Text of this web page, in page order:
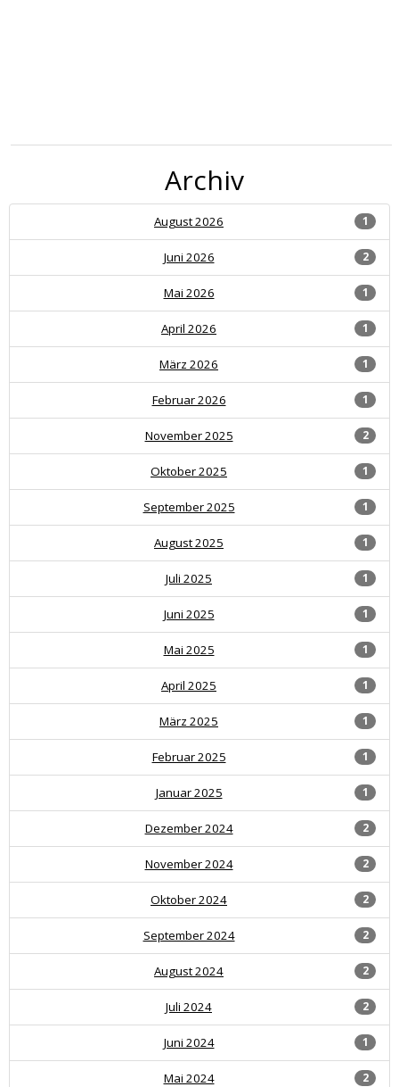
Archiv
1
August 2026
2
Juni 2026
1
Mai 2026
1
April 2026
1
März 2026
1
Februar 2026
2
November 2025
1
Oktober 2025
1
September 2025
1
August 2025
1
Juli 2025
1
Juni 2025
1
Mai 2025
1
April 2025
1
März 2025
1
Februar 2025
1
Januar 2025
2
Dezember 2024
2
November 2024
2
Oktober 2024
2
September 2024
2
August 2024
2
Juli 2024
1
Juni 2024
2
Mai 2024